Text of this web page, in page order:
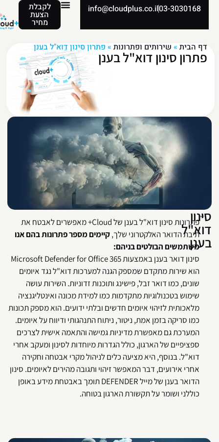
03-3030168
info@cloudplus.co.il לקבלת
הצעת
מחיר
דף הבית»שירותים ופתרונות»פתרון סינון דוא"ל בענן
פתרון סינון דוא"ל בענן
פתרונות סינון דוא"ל בענן של Cloud+ מאפשרים לאבטח את
תיבת הדואר האלקטרוני שלך,קיימים מספר פתרונות בהם אנו
משתמשים הבולטים בניהם:
סינון דואר בענן באמצעות Microsoft Defender for Office 365
הוא שירות מתקדם שמספק הגנה למערכות דוא"ל נגד איומים
שונים, כמו דואר זבל, פישינג ותוכנות זדוניות. השירות עושה
שימוש בטכנולוגיות מתקדמות כמו למידת מכונה ואינטליגנציה
מלאכותית לזיהוי איומים חדשים ובלתי ידועים. הוא מספק תכונות
כמו סריקה בזמן אמת, ניטור, ניתוח התנהגותי ודיווח על איומים.
המערכת גם מאפשרת מדיניות גמישה והתאמה אישית לצרכים
ספציפיים של הארגון, כולל הגדרות מיוחדות לסינון ומעקב אחרי
דוא"ל. בנוסף, היא מציעה כלים לניהול מקרי אבטחה וחקירה
אחרי אירועים, דבר המאפשר זיהוי ותגובה מהירים לאיומים. סינון
הדואר בענן של מייל DEFENDER תומך באבטחת מידע באופן
כוללני ושומר על תקשורת הארגון בטוחה.